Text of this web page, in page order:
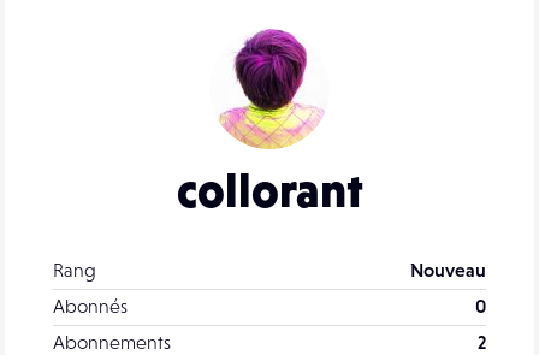
collorant
Rang
Nouveau
Abonnés
0
Abonnements
2